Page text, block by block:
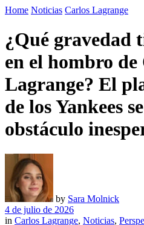
Home Noticias Carlos Lagrange
¿Qué gravedad
en el hombro de
Lagrange? El
de los Yankees
obstáculo
by Sara Molnick
4 de julio de 2026
in Carlos Lagrange, Noticias,